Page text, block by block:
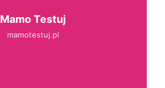
Mamo Testuj
mamotestuj.pl